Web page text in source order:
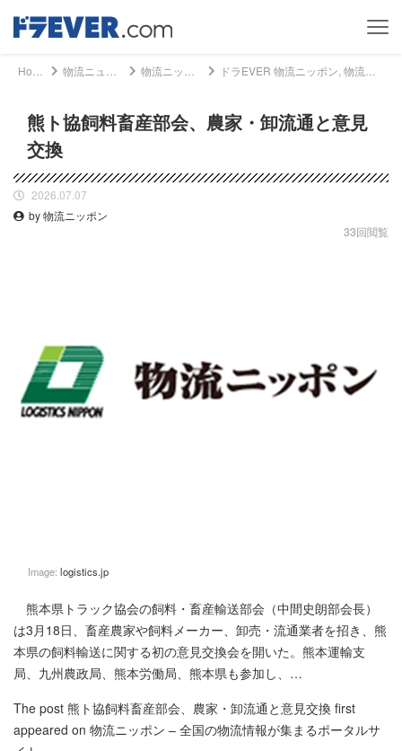
熊ト協飼料畜産部会、農家・卸流通と意見
交換
2026.07.07
by 物流ニッポン
33回閲覧
Image: logistics.jp
熊本県トラック協会の飼料・畜産輸送部会（中間史朗部会長）
は3月18日、畜産農家や飼料メーカー、卸売・流通業者を招き、熊
本県の飼料輸送に関する初の意見交換会を開いた。熊本運輸支
局、九州農政局、熊本労働局、熊本県も参加し、…
The post 熊ト協飼料畜産部会、農家・卸流通と意見交換 first
appeared on 物流ニッポン – 全国の物流情報が集まるポータルサ